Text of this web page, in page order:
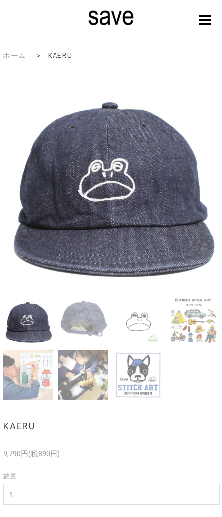
ホーム > KAERU
KAERU
9,790円(税890円)
数量